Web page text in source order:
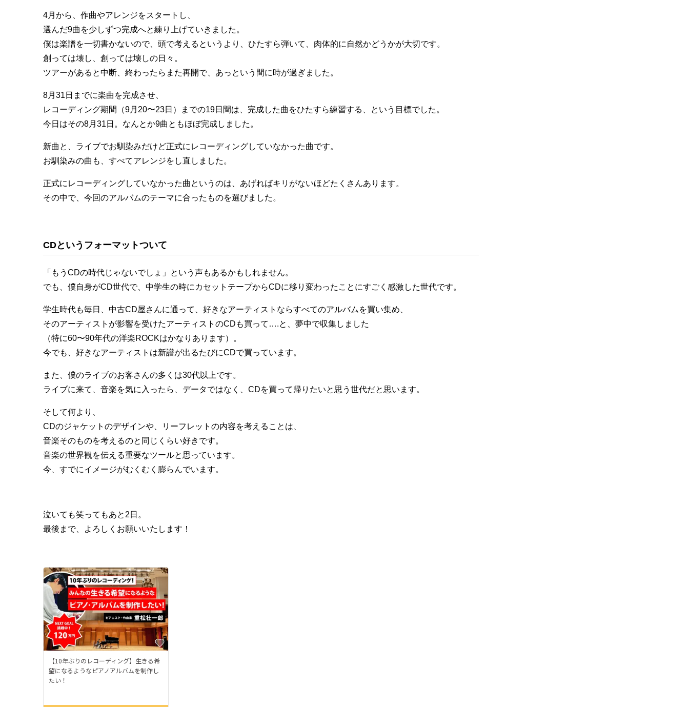
4月から、作曲やアレンジをスタートし、
選んだ9曲を少しずつ完成へと練り上げていきました。
僕は楽譜を一切書かないので、頭で考えるというより、ひたすら弾いて、肉体的に自然かどうかが大切です。
創っては壊し、創っては壊しの日々。
ツアーがあると中断、終わったらまた再開で、あっという間に時が過ぎました。
8月31日までに楽曲を完成させ、
レコーディング期間（9月20〜23日）までの19日間は、完成した曲をひたすら練習する、という目標でした。
今日はその8月31日。なんとか9曲ともほぼ完成しました。
新曲と、ライブでお馴染みだけど正式にレコーディングしていなかった曲です。
お馴染みの曲も、すべてアレンジをし直しました。
正式にレコーディングしていなかった曲というのは、あげればキリがないほどたくさんあります。
その中で、今回のアルバムのテーマに合ったものを選びました。
CDというフォーマットついて
「もうCDの時代じゃないでしょ」という声もあるかもしれません。
でも、僕自身がCD世代で、中学生の時にカセットテープからCDに移り変わったことにすごく感激した世代です。
学生時代も毎日、中古CD屋さんに通って、好きなアーティストならすべてのアルバムを買い集め、
そのアーティストが影響を受けたアーティストのCDも買って….と、夢中で収集しました
（特に60〜90年代の洋楽ROCKはかなりあります）。
今でも、好きなアーティストは新譜が出るたびにCDで買っています。
また、僕のライブのお客さんの多くは30代以上です。
ライブに来て、音楽を気に入ったら、データではなく、CDを買って帰りたいと思う世代だと思います。
そして何より、
CDのジャケットのデザインや、リーフレットの内容を考えることは、
音楽そのものを考えるのと同じくらい好きです。
音楽の世界観を伝える重要なツールと思っています。
今、すでにイメージがむくむく膨らんでいます。
泣いても笑ってもあと2日。
最後まで、よろしくお願いいたします！